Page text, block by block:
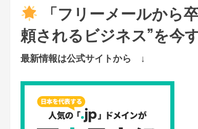
「フリーメールから
頼されるビジネス”を今
最新情報は公式サイトから ↓